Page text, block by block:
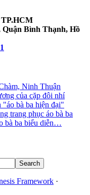
TP.HCM
Quận Bình Thạnh, Hồ
Ninh Thuận
của cặp đôi nhí
bà ba hiện đại"
trang phục áo bà ba
bà ba biểu diễn…
Framework ·